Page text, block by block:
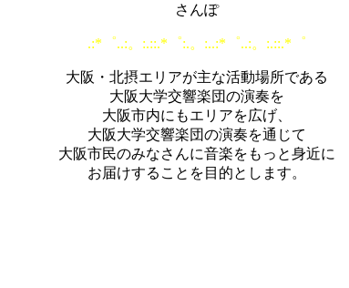
さんぽ
.:* ゜..:。 :.::.* ゜:.。 :..:* ゜..:。 :.::.* ゜
大阪・ 北摂エリアが主な活動場所である
大阪大学交響楽団の演奏を
大阪市内にもエリアを広げ、
大阪大学交響楽団の演奏を通じて
大阪市民のみなさんに音楽をもっ と身近に
お届けすることを目的とします。